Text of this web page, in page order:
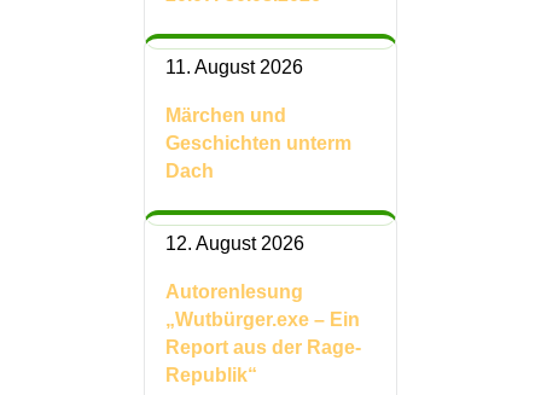
11. August 2026
Märchen und
Geschichten unterm
Dach
12. August 2026
Autorenlesung
„Wutbürger.exe – Ein
Report aus der Rage-
Republik“